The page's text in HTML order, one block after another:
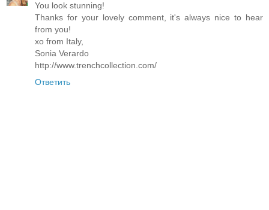
You look stunning!
Thanks for your lovely comment, it's always nice to hear
from you!
xo from Italy,
Sonia Verardo
http://www.trenchcollection.com/
Ответить